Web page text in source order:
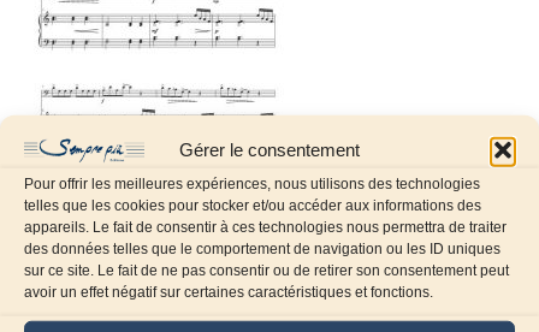
Gérer le consentement
Pour offrir les meilleures expériences, nous utilisons des technologies
telles que les cookies pour stocker et/ou accéder aux informations des
appareils. Le fait de consentir à ces technologies nous permettra de traiter
des données telles que le comportement de navigation ou les ID uniques
sur ce site. Le fait de ne pas consentir ou de retirer son consentement peut
avoir un effet négatif sur certaines caractéristiques et fonctions.